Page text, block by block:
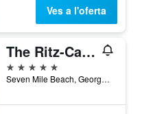
Ves a l'oferta
The Ritz-Carlton Grand Cayman
5 estrelles
Seven Mile Beach, George Town, Illes Caiman